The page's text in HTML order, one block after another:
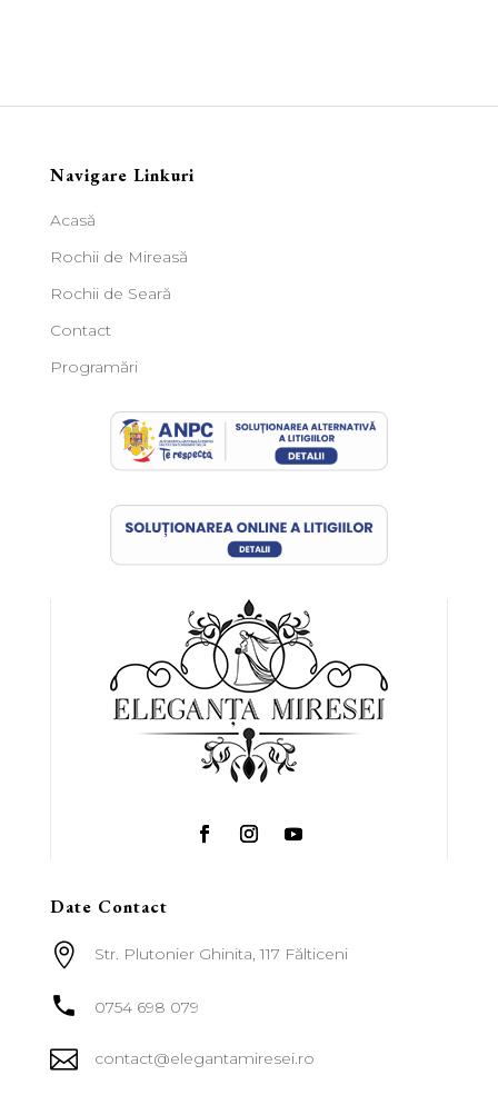
Navigare Linkuri
Acasă
Rochii de Mireasă
Rochii de Seară
Contact
Programări
Date Contact
 Str. Plutonier Ghinita, 117 Fălticeni
 0754 698 079
 contact@elegantamiresei.ro